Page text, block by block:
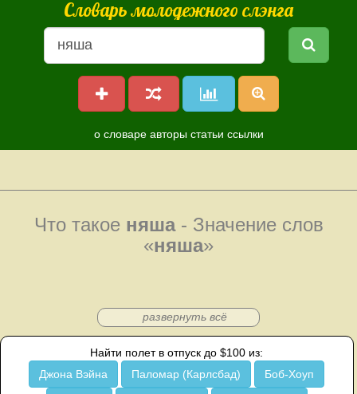
Словарь молодежного слэнга
о словаре авторы статьи ссылки
Что такое няша- Значение слов
«няша»
развернуть всё
Найти полет в отпуск до $100 из:
Джона Вэйна
Паломар (Карлсбад) Боб-Хоуп